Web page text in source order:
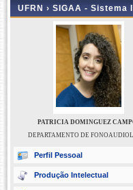
UFRN › SIGAA - Sistema
PATRICIA DOMINGUEZ
DEPARTAMENTO DE
Perfil Pessoal
Produção Intelectual